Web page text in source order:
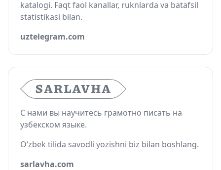
katalogi. Faqt faol kanallar, ruknlarda va batafsil
statistikasi bilan.
uztelegram.com
С нами вы научитесь грамотно писать на
узбекском языке.
O‘zbek tilida savodli yozishni biz bilan boshlang.
sarlavha.com